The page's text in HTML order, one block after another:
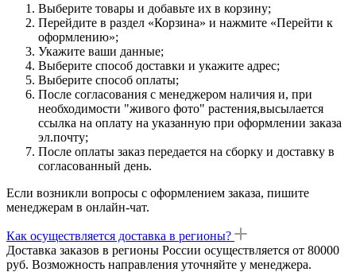
Выберите товары и добавьте их в корзину;
Перейдите в раздел «Корзина» и нажмите «Перейти к
оформлению»;
Укажите ваши данные;
Выберите способ доставки и укажите адрес;
Выберите способ оплаты;
После согласования с менеджером наличия и, при
необходимости "живого фото" растения,высылается
ссылка на оплату на указанную при оформлении заказа
эл.почту;
После оплаты заказ передается на сборку и доставку в
согласованный день.
Если возникли вопросы с оформлением заказа, пишите
менеджерам в онлайн-чат.
Как осуществляется доставка в регионы?
Доставка заказов в регионы России осуществляется от 80000
руб. Возможность направления уточняйте у менеджера.